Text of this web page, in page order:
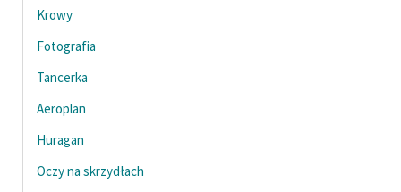
Zasady wykorzystania
Wolnych Lektur
Logotypy
Materiały promocyjne
Polityka prywatności
Krowy
Fotografia
Tancerka
Aeroplan
Huragan
Oczy na skrzydłach